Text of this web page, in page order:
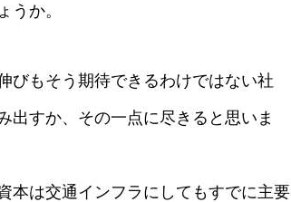
うか。
びもそう期待できるわけではない社
出すか、その一点に尽きると思いま
本は交通インフラにしてもすでに主要